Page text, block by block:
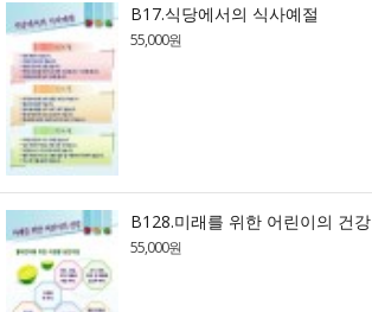
B17.식당에서의 식사예절
55,000원
B128.미래를 위한 어린이의 건강
55,000원